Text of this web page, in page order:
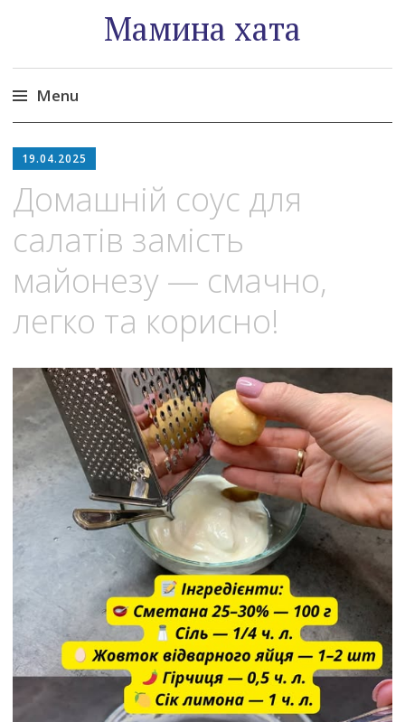
Мамина хата
Menu
to
19.04.2025
Домашній соус для
салатів замість
майонезу — смачно,
легко та корисно!